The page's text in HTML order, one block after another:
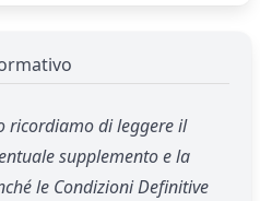
ricordiamo di leggere il
supplemento e la
le Condizioni Definitive